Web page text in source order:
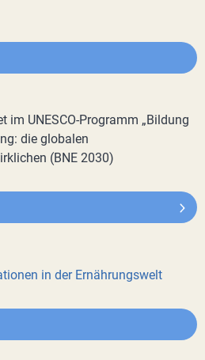
im UNESCO-Programm „Bildung
die globalen
(BNE 2030)
in der Ernährungswelt